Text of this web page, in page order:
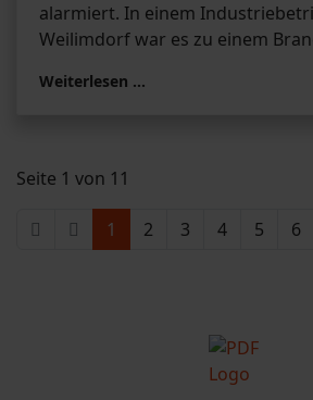
alarmiert. In einem
Weilimdorf war es zu einem
Weiterlesen …
Seite 1 von 11
1 2 3 4 5 6